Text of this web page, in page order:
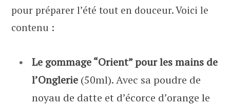
pour préparer l’été tout en douceur. Voici le
contenu :
Le gommage “Orient” pour les mains de
l’Onglerie (50ml). Avec sa poudre de
noyau de datte et d’écorce d’orange le